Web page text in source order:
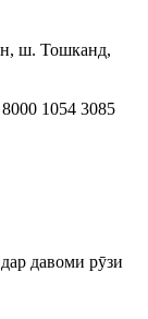
ш. Тошканд,
1054 3085
давоми рӯзи